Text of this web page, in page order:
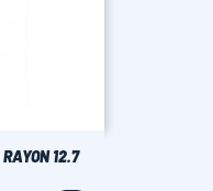
12.7